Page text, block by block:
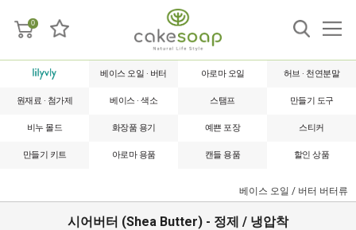
0
베이스 오일 · 버터 아로마 오일 허브 · 천연분말
원재료 · 첨가제 베이스 · 색소 스탬프 만들기 도구
비누 몰드 화장품 용기 예쁜 포장 스티커
만들기 키트 아로마 용품 캔들 용품 할인 상품
베이스 오일 / 버터 버터류
시어버터 (Shea Butter) - 정제 / 냉압착